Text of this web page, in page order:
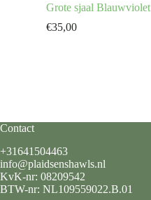
Grote sjaal Blauwviolet
€35,00
Contact
+31641504463
info@plaidsenshawls.nl
KvK-nr: 08209542
BTW-nr: NL109559022.B.01